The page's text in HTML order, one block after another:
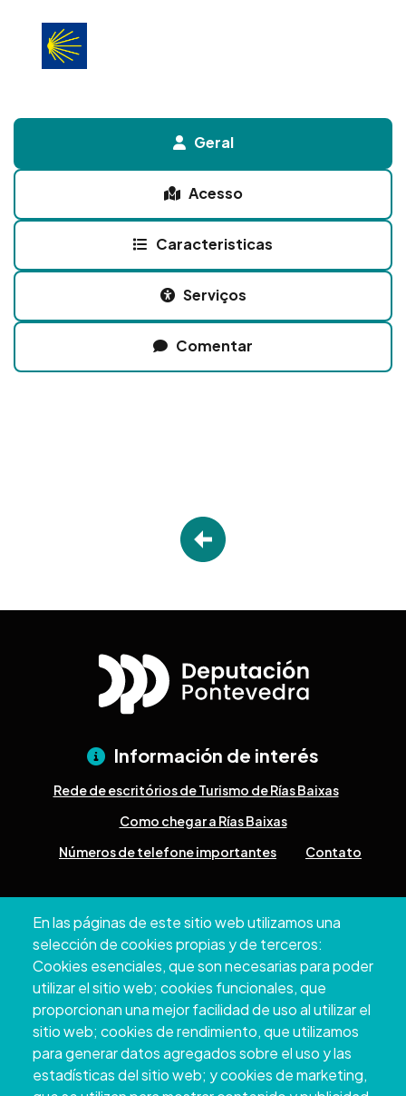
Geral
Acesso
Caracteristicas
Serviços
Comentar
En las páginas de este sitio web utilizamos una
selección de cookies propias y de terceros:
Cookies esenciales, que son necesarias para poder
utilizar el sitio web; cookies funcionales, que
proporcionan una mejor facilidad de uso al utilizar el
sitio web; cookies de rendimiento, que utilizamos
para generar datos agregados sobre el uso y las
estadísticas del sitio web; y cookies de marketing,
Información de interés
Rede de escritórios de Turismo de Rías Baixas
Como chegar a Rías Baixas
Números de telefone importantes
Contato
Pontevedra
+34 986 804 100 | +34 986 804 124